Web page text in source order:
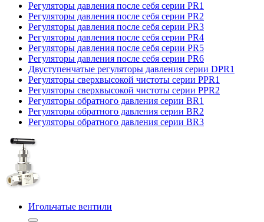
Регуляторы давления после себя серии PR1
Регуляторы давления после себя серии PR2
Регуляторы давления после себя серии PR3
Регуляторы давления после себя серии PR4
Регуляторы давления после себя серии PR5
Регуляторы давления после себя серии PR6
Двуступенчатые регуляторы давления серии DPR1
Регуляторы сверхвысокой чистоты серии PPR1
Регуляторы сверхвысокой чистоты серии PPR2
Регуляторы обратного давления серии BR1
Регуляторы обратного давления серии BR2
Регуляторы обратного давления серии BR3
Игольчатые вентили